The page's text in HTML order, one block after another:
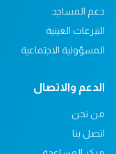
دعم المساجد
التبرعات العينية
المسؤولية الاجتماعية
الدعم والاتصال
من نحن
اتصل بنا